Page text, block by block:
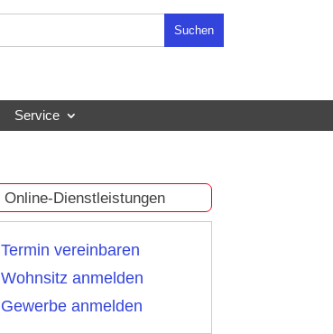
Service
Online-Dienstleistungen
Termin vereinbaren
Wohnsitz anmelden
Gewerbe anmelden